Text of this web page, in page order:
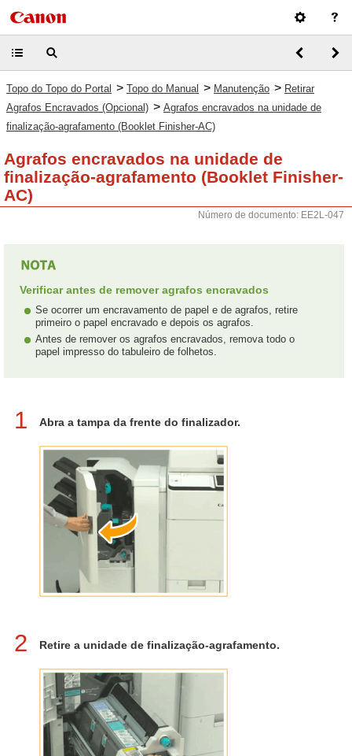
Topo do Topo do Portal > Topo do Manual > Manutenção > Retirar
Agrafos Encravados (Opcional) > Agrafos encravados na unidade de
finalização-agrafamento (Booklet Finisher-AC)
Agrafos encravados na unidade de
finalização-agrafamento (Booklet Finisher-
AC)
Número de documento: EE2L-047
Verificar antes de remover agrafos encravados
Se ocorrer um encravamento de papel e de agrafos, retire
primeiro o papel encravado e depois os agrafos.
Antes de remover os agrafos encravados, remova todo o
papel impresso do tabuleiro de folhetos.
1 Abra a tampa da frente do finalizador.
2 Retire a unidade de finalização-agrafamento.